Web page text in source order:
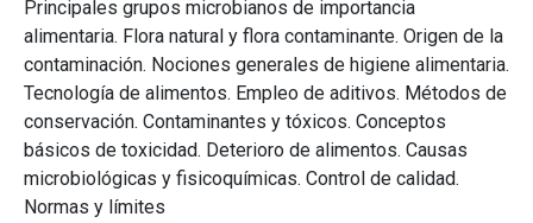
Principales grupos microbianos de importancia
alimentaria. Flora natural y flora contaminante. Origen de la
contaminación. Nociones generales de higiene alimentaria.
Tecnología de alimentos. Empleo de aditivos. Métodos de
conservación. Contaminantes y tóxicos. Conceptos
básicos de toxicidad. Deterioro de alimentos. Causas
microbiológicas y fisicoquímicas. Control de calidad.
Normas y límites